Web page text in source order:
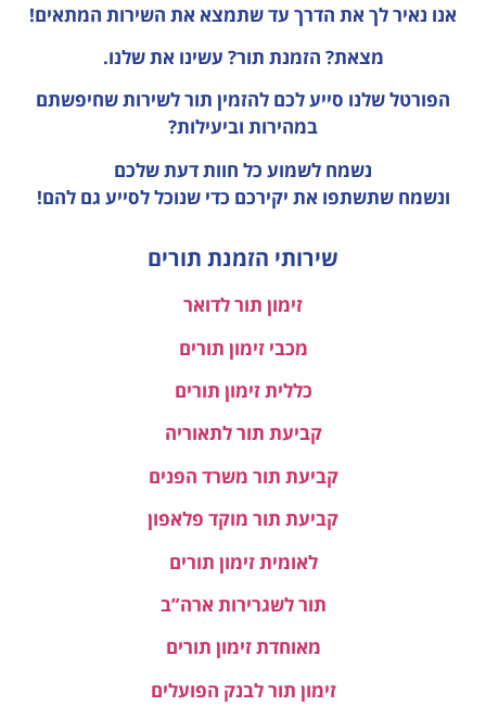
אנו נאיר לך את הדרך עד שתמצא את השירות המתאים!
מצאת? הזמנת תור? עשינו את שלנו.
הפורטל שלנו סייע לכם להזמין תור לשירות שחיפשתם
במהירות וביעילות?
נשמח לשמוע כל חוות דעתשלכם
ונשמח שתשתפו את יקירכם כדי שנוכל לסייע גם להם!
שירותי הזמנת תורים
זימון תור לדואר
מכבי זימון תורים
כללית זימון תורים
קביעת תור לתאוריה
קביעת תור משרד הפנים
קביעת תור מוקד פלאפון
לאומית זימון תורים
תור לשגרירות ארה”ב
מאוחדת זימון תורים
זימון תור לבנק הפועלים